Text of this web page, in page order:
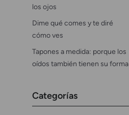
los ojos
Dime qué comes y te diré
cómo ves
Tapones a medida: porque los
oídos también tienen su forma
Categorías